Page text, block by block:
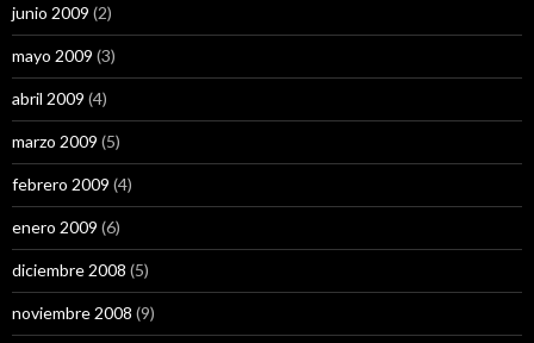
junio 2009 (2)
mayo 2009 (3)
abril 2009 (4)
marzo 2009 (5)
febrero 2009 (4)
enero 2009 (6)
diciembre 2008 (5)
noviembre 2008 (9)